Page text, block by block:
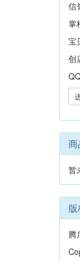
信
掌
宝
创
商
暂
腾